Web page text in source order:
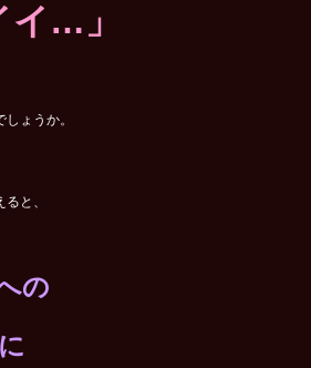
イ…」
ょうか。
と、
の